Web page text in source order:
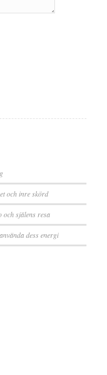
och inre skörd
och själens resa
dess energi